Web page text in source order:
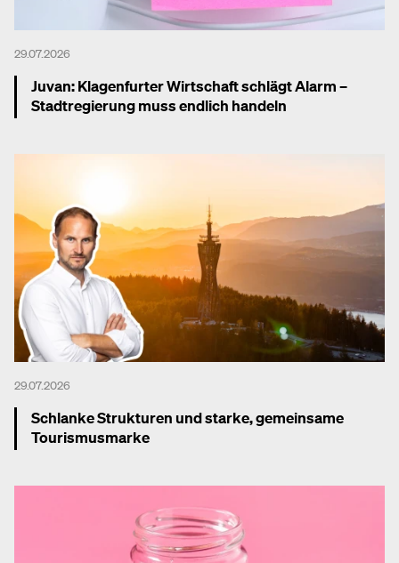
29.07.2026
Juvan: Klagenfurter Wirtschaft schlägt Alarm –
Stadtregierung muss endlich handeln
29.07.2026
Schlanke Strukturen und starke, gemeinsame
Tourismusmarke